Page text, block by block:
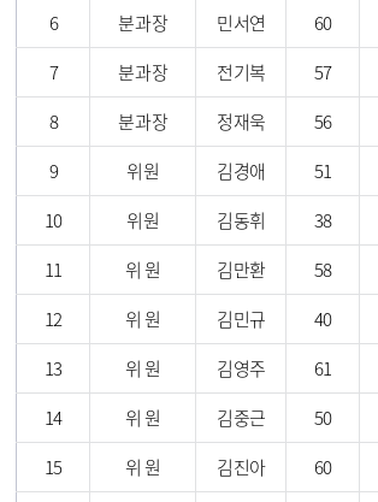
6
분과장 민서연 60
7
분과장 전기복 57
8
분과장 정재욱 56
9
위원 김경애 51
10
위원 김동휘 38
11
위 원 김만환 58
12
위 원 김민규 40
13
위 원 김영주 61
14
위 원 김중근 50
15
위 원 김진아 60